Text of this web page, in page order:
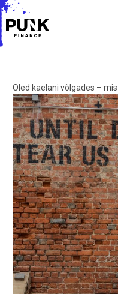
Oled kaelani võlgades –